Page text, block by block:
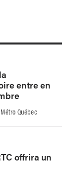
entre en
Québec
offrira un